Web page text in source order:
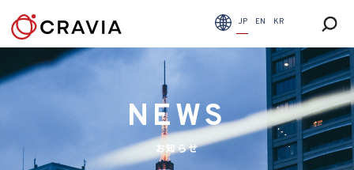
JP EN KR
NEWS
お知らせ